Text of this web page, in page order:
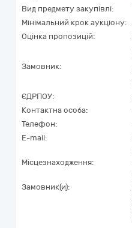
Вид предмету закупівлі:
Мінімальний крок аукціону:
Оцінка пропозицій:
Замовник:
ЄДРПОУ:
Контактна особа:
Телефон:
E-mail:
Місцезнаходження:
Замовник(и):